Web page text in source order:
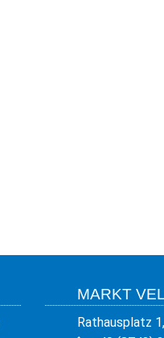
MARKT
Rathausplatz